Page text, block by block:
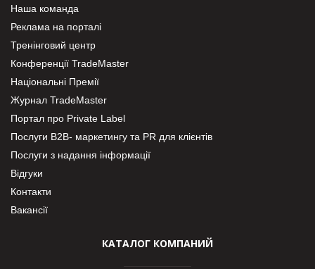
Наша команда
Реклама на порталі
Тренінговий центр
Конференції TradeMaster
Національні Премії
Журнал TradeMaster
Портал про Private Label
Послуги В2В- маркетингу та PR для клієнтів
Послуги з надання інформації
Відгуки
Контакти
Вакансії
КАТАЛОГ КОМПАНИЙ